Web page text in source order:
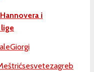
i
Giorgi
sesvetezagreb